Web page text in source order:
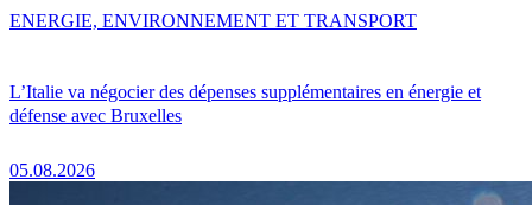
L’Italie va négocier des dépenses supplémentaires en énergie et
défense avec Bruxelles
05.08.2026
ENERGIE, ENVIRONNEMENT ET TRANSPORT